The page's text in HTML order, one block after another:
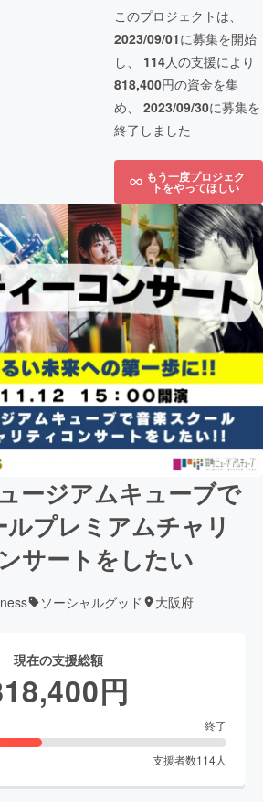
このプロジェクトは、
2023/09/01に募集を開始
し、 114人の支援により
818,400円の資金を集
め、 2023/09/30に募集を
終了しました
もう一度プロジェク
トをやってほしい
ージアムキューブで
プレミアムチャリ
サートをしたい
ソーシャルグッド 大阪府
現在の支援総額
円
終了
支援者数114人